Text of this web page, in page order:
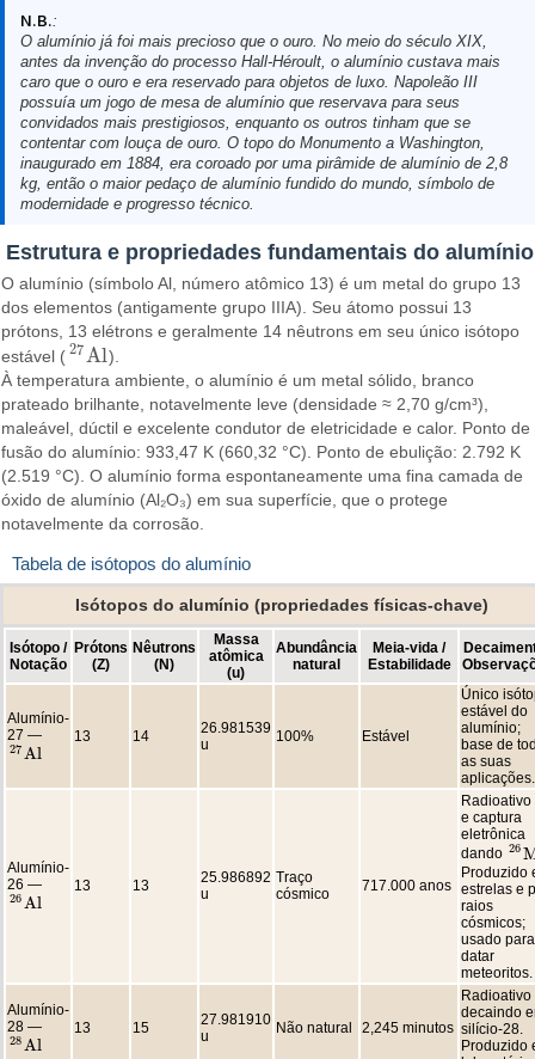
N.B.:
O alumínio já foi mais precioso que o ouro. No meio do século XIX,
antes da invenção do processo Hall-Héroult, o alumínio custava mais
caro que o ouro e era reservado para objetos de luxo. Napoleão III
possuía um jogo de mesa de alumínio que reservava para seus
convidados mais prestigiosos, enquanto os outros tinham que se
contentar com louça de ouro. O topo do Monumento a Washington,
inaugurado em 1884, era coroado por uma pirâmide de alumínio de 2,8
kg, então o maior pedaço de alumínio fundido do mundo, símbolo de
modernidade e progresso técnico.
Estrutura e propriedades fundamentais do alumínio
O alumínio (símbolo Al, número atômico 13) é um metal do grupo 13
dos elementos (antigamente grupo IIIA). Seu átomo possui 13
prótons, 13 elétrons e geralmente 14 nêutrons em seu único isótopo
estável ( 27Al
27 Al ).
À temperatura ambiente, o alumínio é um metal sólido, branco
prateado brilhante, notavelmente leve (densidade ≈ 2,70 g/cm³),
maleável, dúctil e excelente condutor de eletricidade e calor. Ponto de
fusão do alumínio: 933,47 K (660,32 °C). Ponto de ebulição: 2.792 K
(2.519 °C). O alumínio forma espontaneamente uma fina camada de
óxido de alumínio (Al₂O₃) em sua superfície, que o protege
notavelmente da corrosão.
Tabela de isótopos do alumínio
Isótopos do alumínio (propriedades físicas-chave)
Isótopo /
Notação
Prótons
(Z)
Nêutrons
(N)
Massa
atômica
(u)
Abundância
natural
Meia-vida /
Estabilidade
Alumínio-
27 —
27Al
27 Al
13 14
26.981539
u
100% Estável
Único
estável do
alumínio;
base de
as suas
aplicações.
Alumínio-
26 —
26Al
26Al
13 13
25.986892
u
Traço
cósmico
717.000 anos
Radioativo
e captura
eletrônica
dando 26
26M
Produzido
estrelas e
raios
cósmicos;
usado para
datar
meteoritos.
Alumínio-
28 —
28Al
28Al
13 15
27.981910
u
Não natural 2,245 minutos
Radioativo
decaindo
silício-28.
Produzido